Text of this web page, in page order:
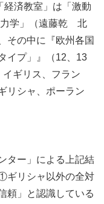
経済教室」は「激動
力学」（遠藤乾 北
その中に『欧州各国
イプ」』（12、13
ギリス、フラン
リシャ、ポーラン
ター」による上記結
ギリシャ以外の全対
頼」と認識している